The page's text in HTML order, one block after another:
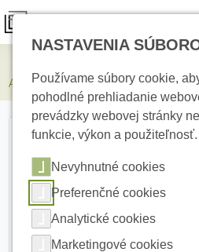
AJAX Superior MultiTransmitter
NASTAVENIA
Používame súbory cookie,
pohodlné prehliadanie
prevádzky webovej stránky
funkcie, výkon a použiteľnosť.
Nevyhnutné cookies
Preferenčné cookies
Analytické cookies
Marketingové cookies